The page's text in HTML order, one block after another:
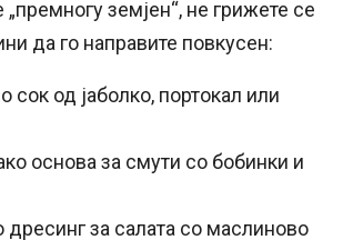
„премногу земјен“, не грижете се
да го направите повкусен:
сок од јаболко, портокал или
основа за смути со бобинки и
дресинг за салата со маслиново